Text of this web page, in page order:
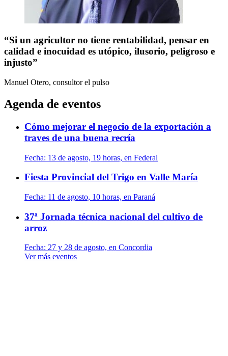
“Si un agricultor no tiene rentabilidad, pensar en
calidad e inocuidad es utópico, ilusorio, peligroso e
injusto”
Manuel Otero, consultor el pulso
Agenda de eventos
Cómo mejorar el negocio de la exportación a
traves de una buena recría
Fecha: 13 de agosto, 19 horas, en Federal
Fiesta Provincial del Trigo en Valle María
Fecha: 11 de agosto, 10 horas, en Paraná
37ª Jornada técnica nacional del cultivo de
arroz
Fecha: 27 y 28 de agosto, en Concordia
Ver más eventos